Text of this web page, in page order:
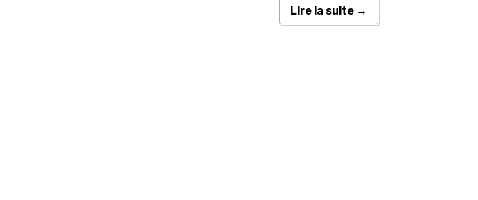
Lire la suite →